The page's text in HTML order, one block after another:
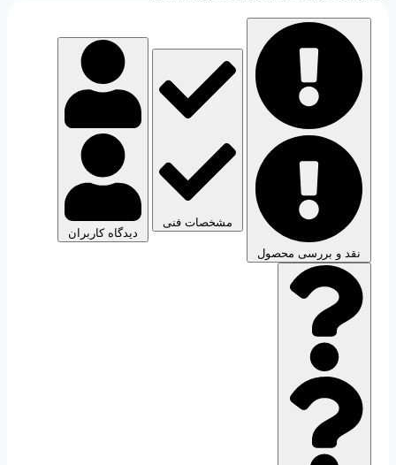
نقد و بررسی محصول
مشخصات فنی
دیدگاه کاربران